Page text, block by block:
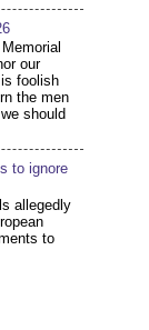
our
is foolish
the men
should
to ignore
allegedly
to